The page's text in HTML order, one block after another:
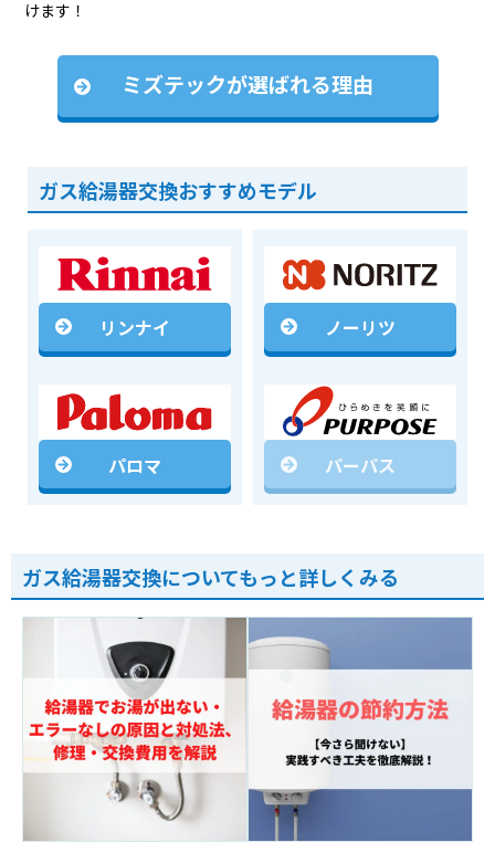
けます！
ミズテックが選ばれる理由
ガス給湯器交換おすすめモデル
リンナイ ノーリツ
パロマ パーパス
ガス給湯器交換についてもっと詳しくみる